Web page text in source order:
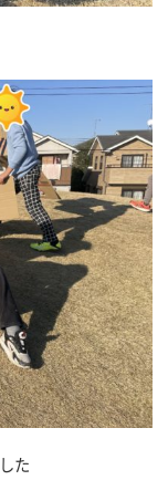
た